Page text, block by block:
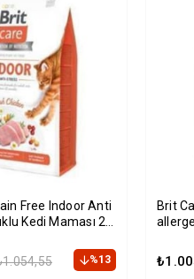
Free Indoor Anti
Kedi Maması 2
%13
Brit